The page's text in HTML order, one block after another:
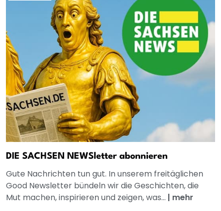
DIE SACHSEN NEWSletter abonnieren
Gute Nachrichten tun gut. In unserem freitäglichen
Good Newsletter bündeln wir die Geschichten, die
Mut machen, inspirieren und zeigen, was... | mehr